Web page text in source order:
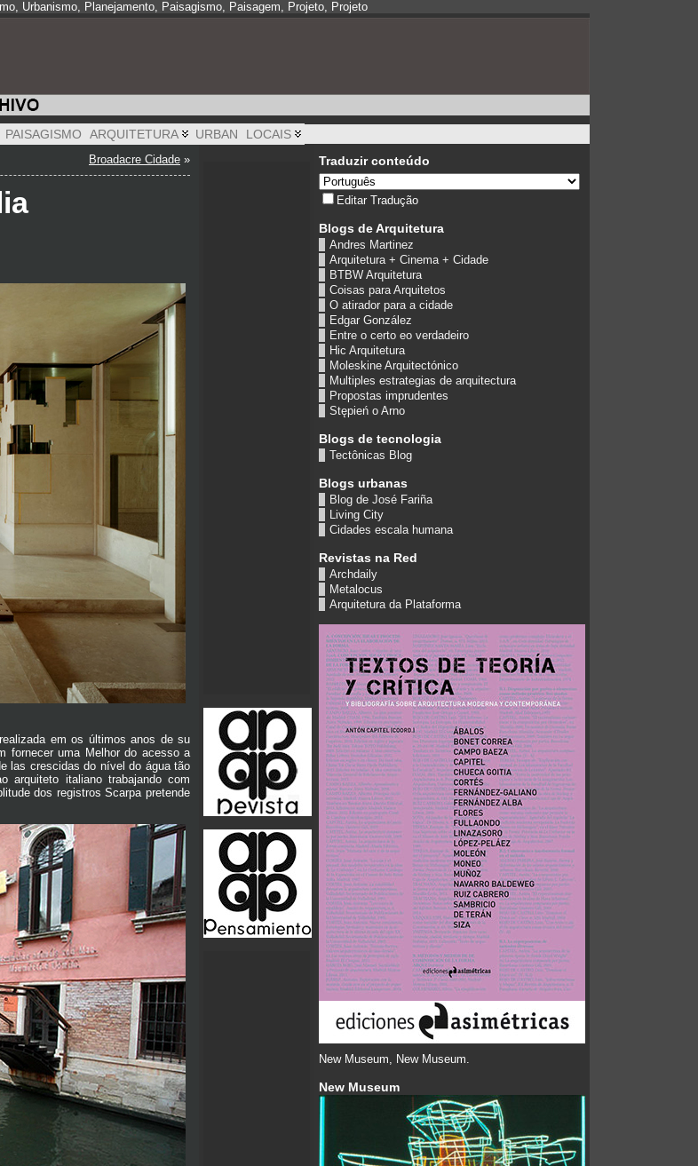
Urbanismo, Planejamento, Paisagismo, Paisagem, Projeto, Projeto
PAISAGISMO ARQUITETURA URBAN LOCAIS
Broadacre Cidade »
em os últimos anos de su
fornecer uma Melhor do acesso a
las crescidas do nível do água tão
arquiteto italiano trabajando com
dos registros Scarpa pretende
Traduzir conteúdo
Editar Tradução
Blogs de Arquitetura
Andres Martinez
Arquitetura + Cinema + Cidade
BTBW Arquitetura
Coisas para Arquitetos
O atirador para a cidade
Edgar González
Entre o certo eo verdadeiro
Hic Arquitetura
Moleskine Arquitectónico
Multiples estrategias de arquitectura
Propostas imprudentes
Stępień o Arno
Blogs de tecnologia
Tectônicas Blog
Blogs urbanas
Blog de José Fariña
Living City
Cidades escala humana
Revistas na Red
Archdaily
Metalocus
Arquitetura da Plataforma
New Museum, New Museum.
New Museum